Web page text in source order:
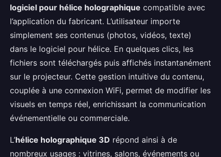
logiciel pour hélice holographique compatible avec
l’application du fabricant. L’utilisateur importe
simplement ses contenus (photos, vidéos, texte)
dans le logiciel pour hélice. En quelques clics, les
fichiers sont téléchargés puis affichés instantanément
sur le projecteur. Cette gestion intuitive du contenu,
couplée à une connexion WiFi, permet de modifier les
visuels en temps réel, enrichissant la communication
événementielle ou commerciale.
L’hélice holographique 3D répond ainsi à de
nombreux usages : vitrines, salons, événements ou